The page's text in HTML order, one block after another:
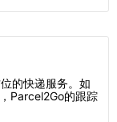
的快递服务。如
Parcel2Go的跟踪